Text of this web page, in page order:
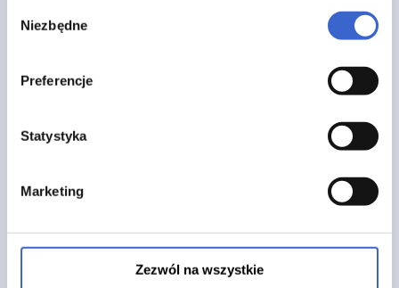
zgody
Niezbędne
Preferencje
Statystyka
Marketing
Zezwól na wszystkie
Polityka prywatności